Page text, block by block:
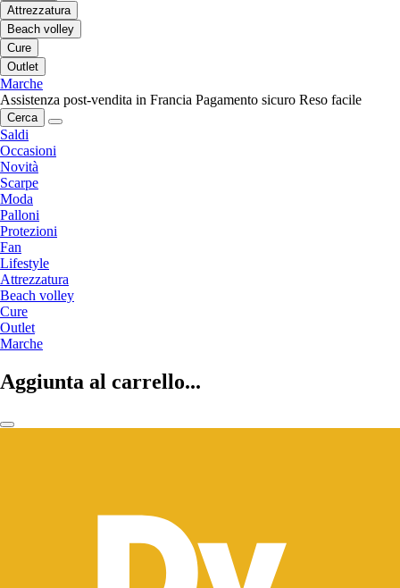
Attrezzatura
Beach volley
Cure
Outlet
Marche
Assistenza post-vendita in Francia Pagamento sicuro Reso facile
Cerca
Saldi
Occasioni
Novità
Scarpe
Moda
Palloni
Protezioni
Fan
Lifestyle
Attrezzatura
Beach volley
Cure
Outlet
Marche
Aggiunta al carrello...